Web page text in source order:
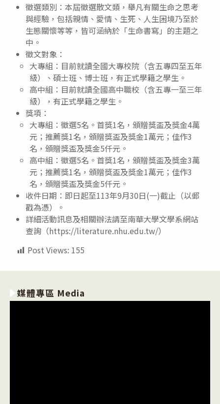
徵選類別：本屆徵選散文類，舉凡有關生命之思考
與經驗，包括親情、愛情、生死、人生困境乃至於
生態關懷等等，皆可涵納於「生命書寫」的主題之
中。
徵文對象：
大專組：目前就讀全國大專校院（含五專四至五年
級）、碩士班、博士班，有正式學籍之學生。
高中組：目前就讀全國高中職校（含五專一至三年
級），有正式學籍之學生。
獎項：
大專組：徵選5名。首獎1名，頒贈獎盃及獎金4萬
元；推薦獎1名，頒贈獎盃及獎金1萬元；佳作3
名，頒贈獎盃及獎金5仟元。
高中組：徵選5名。首獎1名，頒贈獎盃及獎金3萬
元；推薦獎1名，頒贈獎盃及獎金1萬元；佳作3
名，頒贈獎盃及獎金5仟元。
收件日期：即日起至113年9月30日(一)截止（以郵
戳為憑）。
詳細活動訊息及相關辦法請至南華大學文學系網站
查詢（https://literature.nhu.edu.tw/）
Post Views: 155
媒體專區 Media